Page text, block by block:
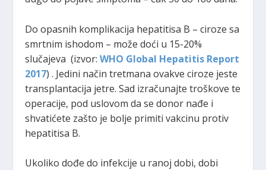
Do opasnih komplikacija hepatitisa B – ciroze sa
smrtnim ishodom – može doći u 15-20%
slučajeva (izvor:WHO Global Hepatitis Report
2017) . Jedini način tretmana ovakve ciroze jeste
transplantacija jetre. Sad izračunajte troškove te
operacije, pod uslovom da se donor nađe i
shvatićete zašto je bolje primiti vakcinu protiv
hepatitisa B.
Ukoliko dođe do infekcije u ranoj dobi, dobi